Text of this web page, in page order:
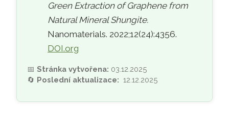
Green Extraction of Graphene from
Natural Mineral Shungite.
Nanomaterials. 2022;12(24):4356.
DOI.org
📅Stránka vytvořena: 03.12.2025
🔄 Poslední aktualizace:12.12.2025